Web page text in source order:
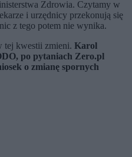
Zdrowia. Czytamy w
i urzędnicy przekonują się
z tego potem nie wynika.
tej kwestii zmieni. Karol
po pytaniach Zero.pl
o zmianę spornych